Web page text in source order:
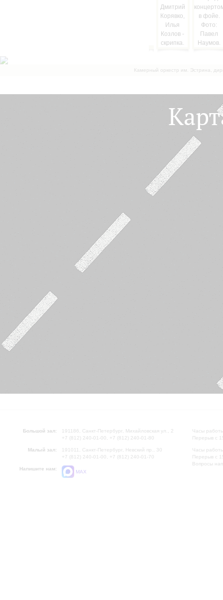
Камерный оркестр им. Эстрина,
Большой зал:
191186, Санкт-Петербург, Михайловская ул., 2
+7 (812) 240-01-00, +7 (812) 240-01-80
Малый зал:
191011, Санкт-Петербург, Невский пр., 30
+7 (812) 240-01-00, +7 (812) 240-01-70
Напишите нам:
MAX
Часы
Перерыв с
Часы
Перерыв с
Вопросы